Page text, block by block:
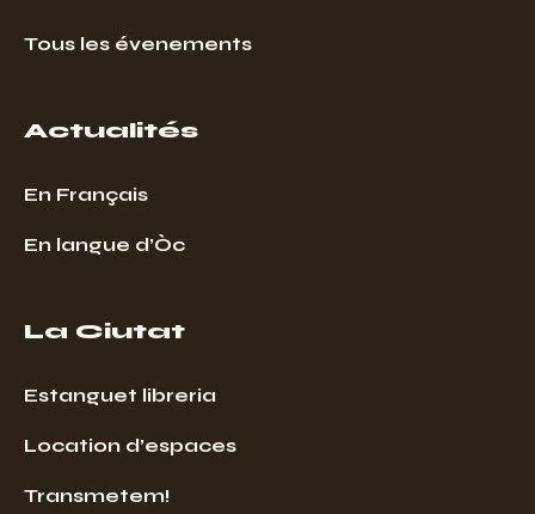
Tous les évenements
Actualités
En Français
En langue d’Òc
La Ciutat
Estanguet libreria
Location d’espaces
Transmetem!